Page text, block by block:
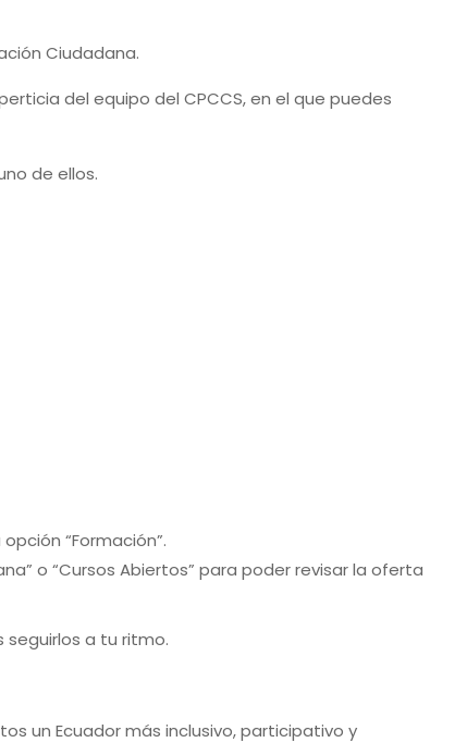
Ciudadana.
del equipo del CPCCS, en el que puedes
de ellos.
“Formación”.
o “Cursos Abiertos” para poder revisar la oferta
a tu ritmo.
un Ecuador más inclusivo, participativo y